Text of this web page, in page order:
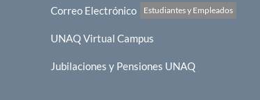
Correo Electrónico Estudiantes y Empleados
UNAQ Virtual Campus
Jubilaciones y Pensiones UNAQ